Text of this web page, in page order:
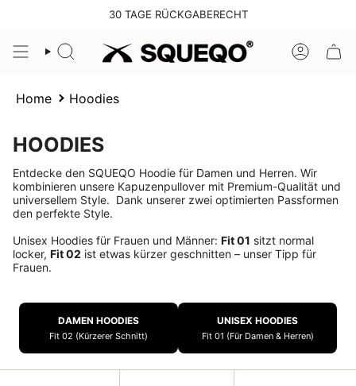
30 TAGE RÜCKGABERECHT
SUCHE KONTO
Home Hoodies
HOODIES
Entdecke den SQUEQO Hoodie für Damen und Herren. Wir
kombinieren unsere Kapuzenpullover mit Premium-Qualität und
universellem Style. Dank unserer zwei optimierten Passformen
den perfekte Style.
Unisex Hoodies für Frauen und Männer: Fit 01 sitzt normal
locker, Fit 02 ist etwas kürzer geschnitten – unser Tipp für
Frauen.
DAMEN HOODIES
Fit 02 (Kürzerer Schnitt)
UNISEX HOODIES
Fit 01 (Für Damen & Herren)